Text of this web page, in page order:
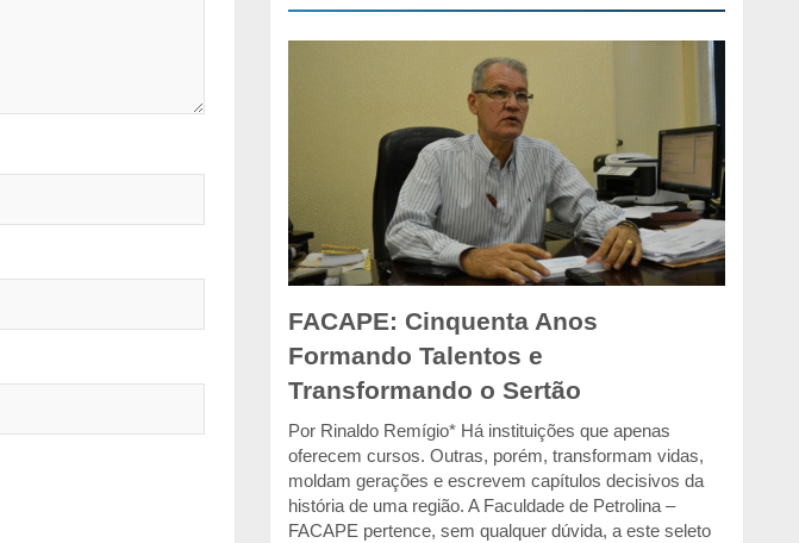
FACAPE: Cinquenta Anos
Formando Talentos e
Transformando o Sertão
Por Rinaldo Remígio* Há instituições que apenas
oferecem cursos. Outras, porém, transformam vidas,
moldam gerações e escrevem capítulos decisivos da
história de uma região. A Faculdade de Petrolina –
FACAPE pertence, sem qualquer dúvida, a este seleto